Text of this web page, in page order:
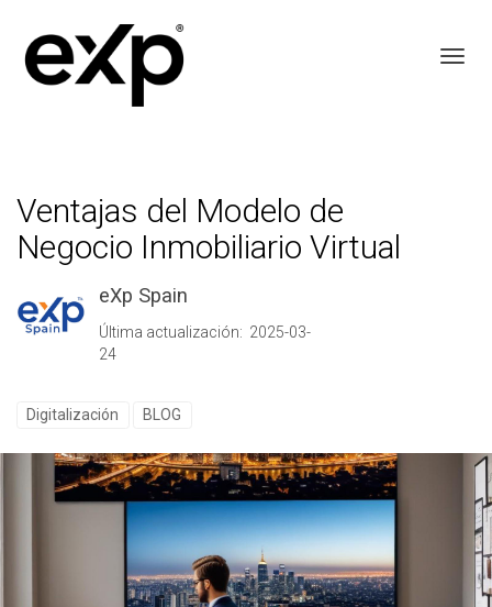
Ventajas del Modelo de
Negocio Inmobiliario Virtual
eXp Spain
Última actualización: 2025-03-
24
Digitalización BLOG